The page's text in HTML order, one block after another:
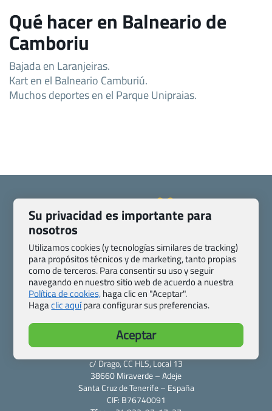
Qué hacer en Balneario de
Camboriu
Bajada en Laranjeiras.
Kart en el Balneario Camburiú.
Muchos deportes en el Parque Unipraias.
Pasaporte, Visado, Salud y otras disposiciones específicas
Blog de Viajes.com
Registro de agencias
Preguntas frecuentes
Condiciones generales
Política de privacidad y cookies
Transparencia
Todas las páginas – sitemap
Viajes.com
Last Minute Express S.L.U.
c/ Drago, CC HLS, Local 13
38660 Miraverde – Adeje
Santa Cruz de Tenerife – España
CIF: B76740091
Su privacidad es importante para
nosotros
Utilizamos cookies (y tecnologías similares de tracking)
para propósitos técnicos y de marketing, tanto propias
como de terceros. Para consentir su uso y seguir
navegando en nuestro sitio web de acuerdo a nuestra
Política de cookies,haga clic en "Aceptar".
Hagaclic aquípara configurar sus preferencias.
Aceptar